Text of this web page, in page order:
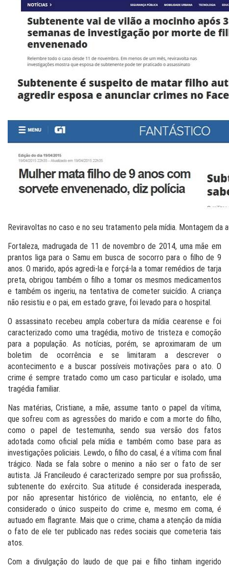
Reviravoltas no caso e no seu tratamento pela mídia. Montagem da
Fortaleza, madrugada de 11 de novembro de 2014, uma mãe em
prantos liga para o Samu em busca de socorro para o filho de 9
anos. O marido, após agredi-la e forçá-la a tomar remédios de tarja
preta, obrigou também o filho a tomar os mesmos medicamentos
e também os ingeriu, na tentativa de cometer suicídio. A criança
não resistiu e o pai, em estado grave, foi levado para o hospital.
O assassinato recebeu ampla cobertura da mídia cearense e foi
caracterizado como uma tragédia, motivo de tristeza e comoção
para a população. As notícias, porém, se aproximaram de um
boletim de ocorrência e se limitaram a descrever o
acontecimento e a buscar possíveis motivações para o ato. O
crime é sempre tratado como um caso particular e isolado, uma
tragédia familiar.
Nas matérias, Cristiane, a mãe, assume tanto o papel da vítima,
que sofreu com as agressões do marido e com a morte do filho,
como o papel de testemunha, sendo sua versão dos fatos
adotada como oficial pela mídia e também como base para as
investigações policiais. Lewdo, o filho do casal, é a vítima com final
trágico. Nada se fala sobre o menino a não ser o fato de ser
autista. Já Francileudo é caracterizado sempre por sua profissão,
subtenente do exército. Sua atitude é considerada inesperada,
por não apresentar histórico de violência, no entanto, ele é
considerado o único suspeito do crime e, mesmo em coma, é
autuado em flagrante. Mais que o crime, chama a atenção da mídia
o fato de ele ter publicado nas redes sociais que cometeria tais
atos.
Com a divulgação do laudo de que pai e filho tinham ingerido